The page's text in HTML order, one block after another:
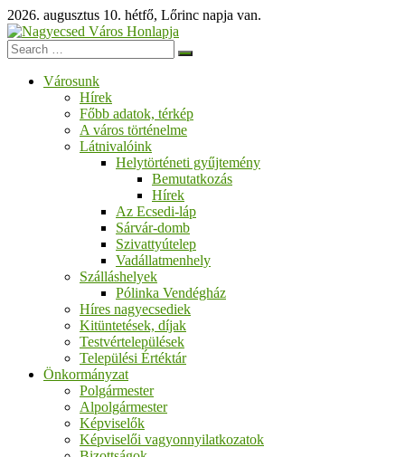
Skip
to
content
2026. augusztus 10. hétfő, Lőrinc napja van.
Nagyecsed
Város
Honlapja
Üdvözöljük
honlapunkon!
Városunk
Hírek
Főbb adatok, térkép
A város történelme
Látnivalóink
Helytörténeti gyűjtemény
Bemutatkozás
Hírek
Az Ecsedi-láp
Sárvár-domb
Szivattyútelep
Vadállatmenhely
Szálláshelyek
Pólinka Vendégház
Híres nagyecsediek
Kitüntetések, díjak
Testvértelepülések
Települési Értéktár
Önkormányzat
Polgármester
Alpolgármester
Képviselők
Képviselői vagyonnyilatkozatok